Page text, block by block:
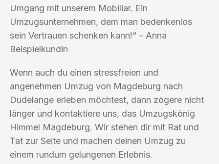
Umgang mit unserem Mobiliar. Ein
Umzugsunternehmen, dem man bedenkenlos
sein Vertrauen schenken kann!“ – Anna
Beispielkundin
Wenn auch du einen stressfreien und
angenehmen Umzug von Magdeburg nach
Dudelange erleben möchtest, dann zögere nicht
länger und kontaktiere uns, das Umzugskönig
Himmel Magdeburg. Wir stehen dir mit Rat und
Tat zur Seite und machen deinen Umzug zu
einem rundum gelungenen Erlebnis.